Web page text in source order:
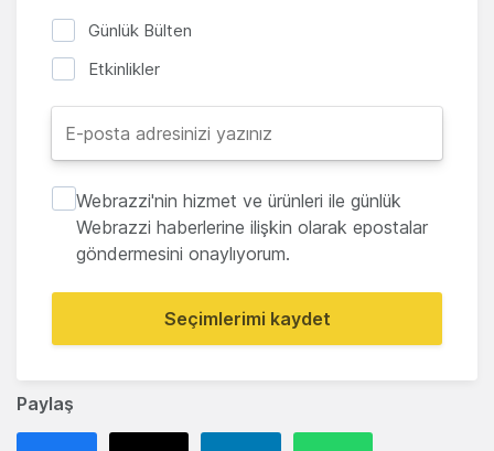
Paylaş
Günlük Bülten
Etkinlikler
Webrazzi'nin hizmet ve ürünleri ile günlük
Webrazzi haberlerine ilişkin olarak epostalar
göndermesini onaylıyorum.
Seçimlerimi kaydet